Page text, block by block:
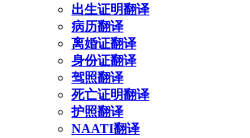
出生证明翻译
病历翻译
离婚证翻译
身份证翻译
驾照翻译
死亡证明翻译
护照翻译
NAATI翻译